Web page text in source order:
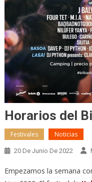
Horarios del
Festivales Noticias
20 De Junio De 2022
Empezamos la semana